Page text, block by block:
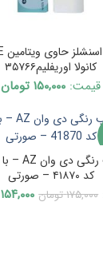
کانولا اوریفلیم۳۵۷۶۶
قیمت: ۱۵۰,۰۰۰ تومان
کد ۴۱۸۷۰ – صورتی
۱۷۵,۰۰۰تومان Original
۱۵۴,۰۰۰